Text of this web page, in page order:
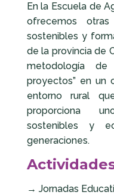
En la Escuela de
ofrecemos
sostenibles y
de la provincia de
metodología de
proyectos” en un
entorno rural
proporciona
sostenibles y
generaciones.
→ Jornadas